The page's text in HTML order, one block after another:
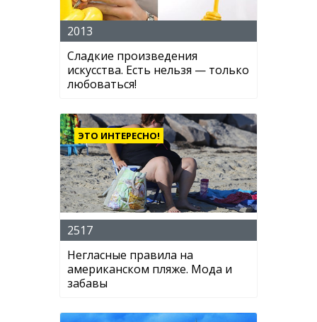
2013
Сладкие произведения
искусства. Есть нельзя — только
любоваться!
ЭТО ИНТЕРЕСНО!
2517
Негласные правила на
американском пляже. Мода и
забавы